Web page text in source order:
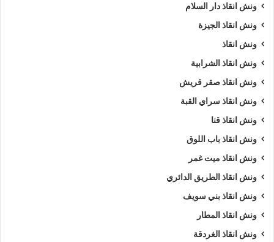
ونش انقاذ دار السلام
ونش انقاذ الجيزة
ونش انقاذ
ونش انقاذ الشرابية
ونش انقاذ صقر قريش
ونش انقاذ سراي القبة
ونش انقاذ قنا
ونش انقاذ باب اللوق
ونش انقاذ ميت غمر
ونش انقاذ الطريق الدائري
ونش انقاذ بني سويف
ونش انقاذ المطار
ونش انقاذ الغردقة